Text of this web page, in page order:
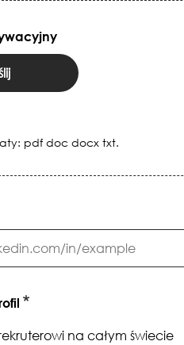
pdf doc docx txt.
na całym świecie